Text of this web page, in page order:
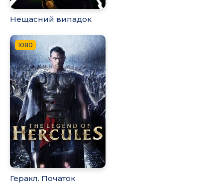
Нещасний випадок
1080
Геракл. Початок